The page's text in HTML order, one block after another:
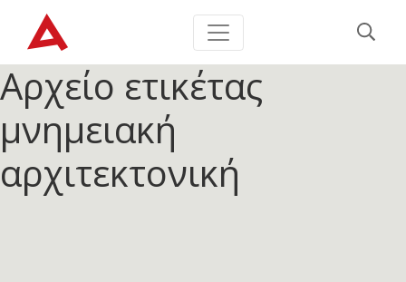
Αρχείο ετικέτας
μνημειακή
αρχιτεκτονική